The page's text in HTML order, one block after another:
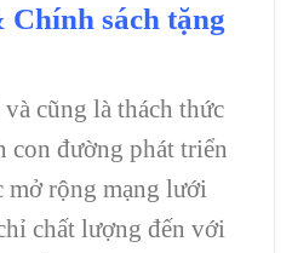
sách tặng
cũng là thách thức
con đường phát triển
mở rộng mạng lưới
chất lượng đến với